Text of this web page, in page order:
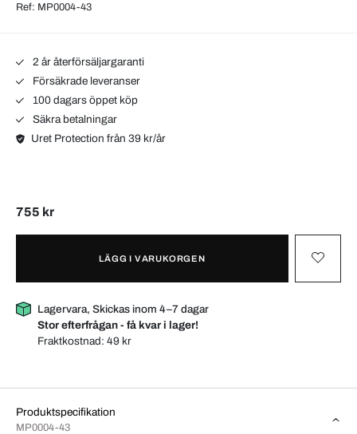
Ref: MP0004-43
2 år återförsäljargaranti
Försäkrade leveranser
100 dagars öppet köp
Säkra betalningar
Uret Protection från 39 kr/år
755 kr
LÄGG I VARUKORGEN
Lagervara, Skickas inom 4–7 dagar
Stor efterfrågan - få kvar i lager!
Fraktkostnad:49 kr
Produktspecifikation
MP0004-43